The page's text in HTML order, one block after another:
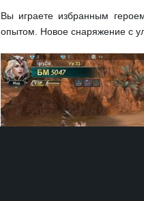
Вы играете избранным
опытом. Новое снаряжение с